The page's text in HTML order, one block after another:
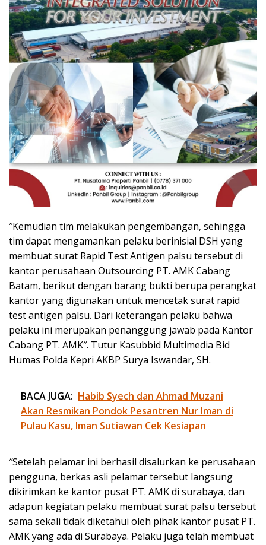
″Kemudian tim melakukan pengembangan, sehingga
tim dapat mengamankan pelaku berinisial DSH yang
membuat surat Rapid Test Antigen palsu tersebut di
kantor perusahaan Outsourcing PT. AMK Cabang
Batam, berikut dengan barang bukti berupa perangkat
kantor yang digunakan untuk mencetak surat rapid
test antigen palsu. Dari keterangan pelaku bahwa
pelaku ini merupakan penanggung jawab pada Kantor
Cabang PT. AMK″. Tutur Kasubbid Multimedia Bid
Humas Polda Kepri AKBP Surya Iswandar, SH.
BACA JUGA: Habib Syech dan Ahmad Muzani
Akan Resmikan Pondok Pesantren Nur Iman di
Pulau Kasu, Iman Sutiawan Cek Kesiapan
″Setelah pelamar ini berhasil disalurkan ke perusahaan
pengguna, berkas asli pelamar tersebut langsung
dikirimkan ke kantor pusat PT. AMK di surabaya, dan
adapun kegiatan pelaku membuat surat palsu tersebut
sama sekali tidak diketahui oleh pihak kantor pusat PT.
AMK yang ada di Surabaya. Pelaku juga telah membuat